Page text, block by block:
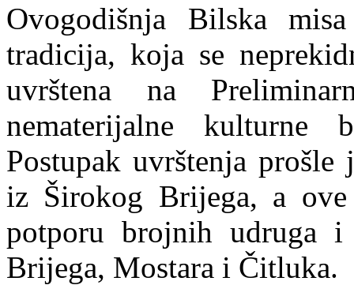
Ovogodišnja Bilska
tradicija, koja se
uvrštena na
nematerijalne kulturne
Postupak uvrštenja
iz Širokog Brijega, a
potporu brojnih udruga i
Brijega, Mostara i Čitluka.